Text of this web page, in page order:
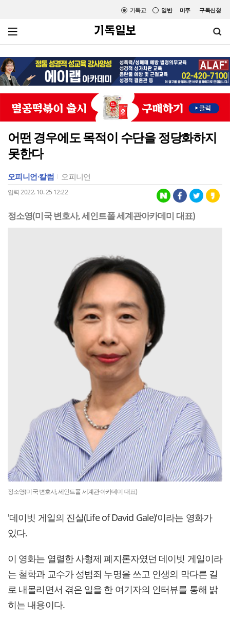
미주 구독신청
일반
기독교
어떤 경우에도 목적이 수단을 정당화하지
못한다
오피니언·칼럼 오피니언
입력 2022. 10. 25 12:22
정소영(미국 변호사, 세인트폴 세계관아카데미 대표)
정소영(미국 변호사, 세인트폴 세계관 아카데미 대표)
'데이빗 게일의 진실(Life of David Gale)'이라는 영화가
있다.
이 영화는 열렬한 사형제 폐지론자였던 데이빗 게일이라
는 철학과 교수가 성범죄 누명을 쓰고 인생의 막다른 길
로 내몰리면서 겪은 일을 한 여기자의 인터뷰를 통해 밝
히는 내용이다.